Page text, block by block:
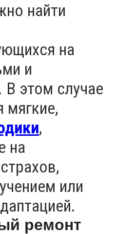
найти
на
и
этом случае
мягкие,
,
на
или
ремонт